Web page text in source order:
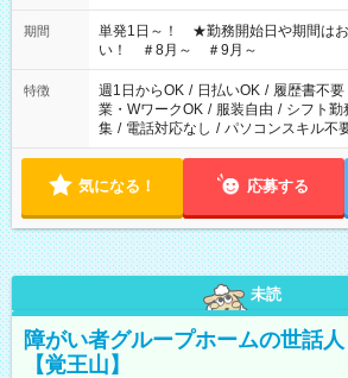
ださい！
期間
単発1日～！ ★勤務開始日や期間はお
い！ ＃8月～ ＃9月～
特徴 週1日からOK / 日払いOK / 履歴書不要
業・WワークOK / 服装自由 / シフト勤
集 / 電話対応なし / パソコンスキル不
気になる！ 応募する
未読
障がい者グループホームの世話
【覚王山】